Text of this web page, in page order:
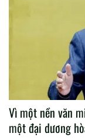
Vì một nền văn
một đại dương